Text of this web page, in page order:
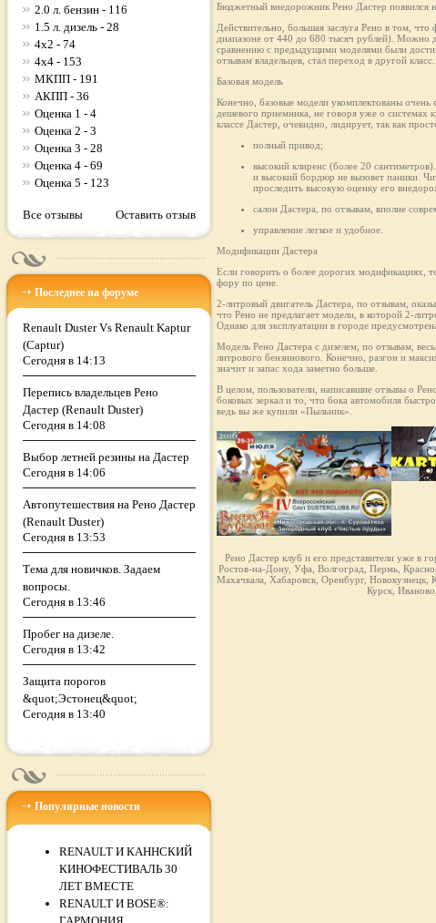
2.0 л. бензин - 116
1.5 л. дизель - 28
4x2 - 74
4x4 - 153
МКПП - 191
АКПП - 36
Оценка 1 - 4
Оценка 2 - 3
Оценка 3 - 28
Оценка 4 - 69
Оценка 5 - 123
Все отзывы Оставить отзыв
Последнее на форуме
Renault Duster Vs Renault Kaptur
(Captur)
Сегодня в 14:13
Перепись владельцев Рено
Дастер (Renault Duster)
Сегодня в 14:08
Выбор летней резины на Дастер
Сегодня в 14:06
Автопутешествия на Рено Дастер
(Renault Duster)
Сегодня в 13:53
Тема для новичков. Задаем
вопросы.
Сегодня в 13:46
Пробег на дизеле.
Сегодня в 13:42
Защита порогов
&quot;Эстонец&quot;
Сегодня в 13:40
Популярные новости
RENAULT И КАННСКИЙ
КИНОФЕСТИВАЛЬ 30
ЛЕТ ВМЕСТЕ
RENAULT И BOSE®:
Бюджетный внедорожник Рено Дастер появился
Действительно, большая заслуга Рено в том,
диапазоне от 440 до 680 тысяч рублей). Можно
сравнению с предыдущими моделями были
отзывам владельцев, стал переход в другой класс.
Базовая модель
Конечно, базовые модели укомплектованы очень
дешевого приемника, не говоря уже о
классе Дастер, очевидно, лидирует, так как
полный привод;
высокий клиренс (более 20
и высокий бордюр не вызовет паники.
проследить высокую оценку его
салон Дастера, по отзывам, вполне
управление легкое и удобное.
Модификации Дастера
Если говорить о более дорогих модификациях,
фору по цене.
2-литровый двигатель Дастера, по отзывам,
что Рено не предлагает модели, в которой 2-
Однако для эксплуатации в городе
Модель Рено Дастера с дизелем, по отзывам,
литрового бензинового. Конечно, разгон и
значит и запас хода заметно больше.
В целом, пользователи, написавшие отзывы о
боковых зеркал и то, что бока автомобиля
ведь вы же купили «Пыльник».
Рено Дастер клуб и его представители уже в
Ростов-на-Дону, Уфа, Волгоград, Пермь,
Махачкала, Хабаровск, Оренбург, Новокузнецк,
Курск,